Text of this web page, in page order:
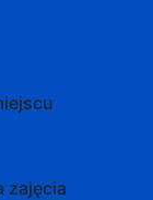
zajęcia